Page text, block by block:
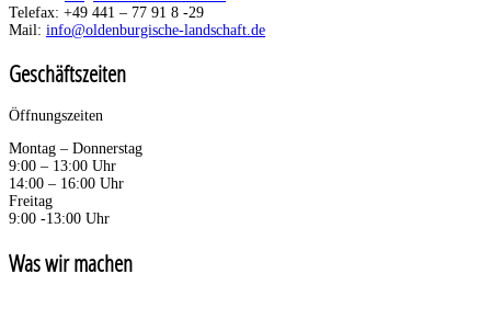
Telefax: +49 441 – 77 91 8 -29
Mail: info@oldenburgische-landschaft.de
Geschäftszeiten
Öffnungszeiten
Montag – Donnerstag
9:00 – 13:00 Uhr
14:00 – 16:00 Uhr
Freitag
9:00 -13:00 Uhr
Was wir machen